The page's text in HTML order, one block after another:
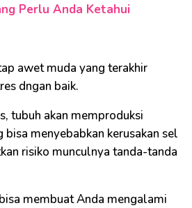
Perlu Anda Ketahui
awet muda yang terakhir
dngan baik.
tubuh akan memproduksi
menyebabkan kerusakan sel
risiko munculnya tanda-tanda
membuat Anda mengalami